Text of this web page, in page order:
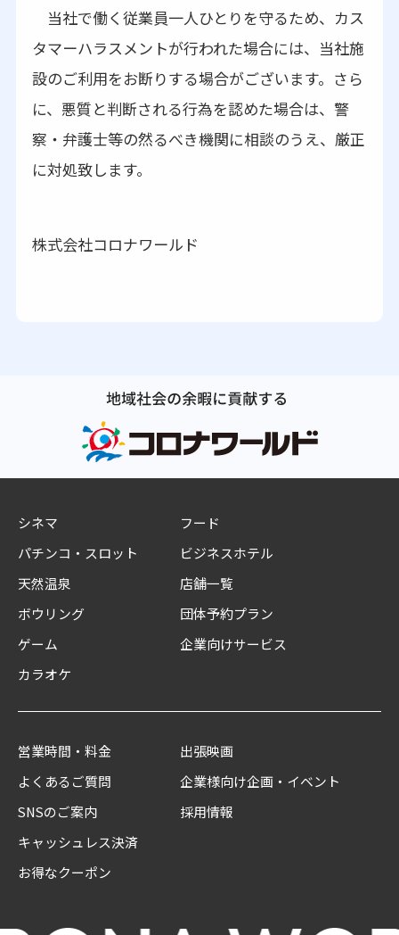
当社で働く従業員一人ひとりを守るため、カス
タマーハラスメントが行われた場合には、当社施
設のご利用をお断りする場合がございます。さら
に、悪質と判断される行為を認めた場合は、警
察・弁護士等の然るべき機関に相談のうえ、厳正
に対処致します。
株式会社コロナワールド
シネマ
パチンコ・スロット
天然温泉
ボウリング
ゲーム
カラオケ
フード
ビジネスホテル
店舗一覧
団体予約プラン
企業向けサービス
営業時間・料金
よくあるご質問
SNSのご案内
キャッシュレス決済
お得なクーポン
出張映画
企業様向け企画・イベント
採用情報